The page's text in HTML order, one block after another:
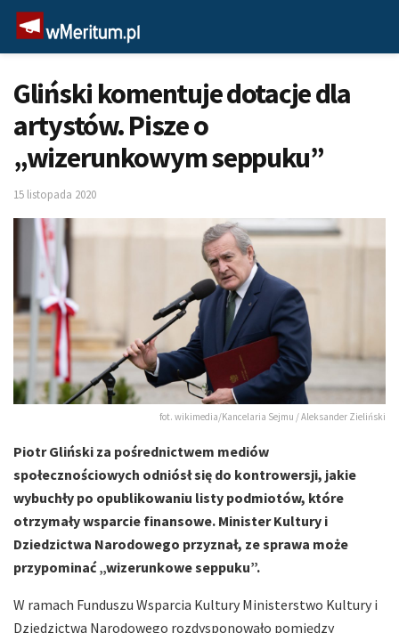
Gliński komentuje dotacje dla
artystów. Pisze o
„wizerunkowym seppuku”
15 listopada 2020
fot. wikimedia/Kancelaria Sejmu / Aleksander Zieliński
Piotr Gliński za pośrednictwem mediów
społecznościowych odniósł się do kontrowersji, jakie
wybuchły po opublikowaniu listy podmiotów, które
otrzymały wsparcie finansowe. Minister Kultury i
Dziedzictwa Narodowego przyznał, ze sprawa może
przypominać „wizerunkowe seppuku”.
W ramach Funduszu Wsparcia Kultury Ministerstwo Kultury i
Dziedzictwa Narodowego rozdysponowało pomiędzy